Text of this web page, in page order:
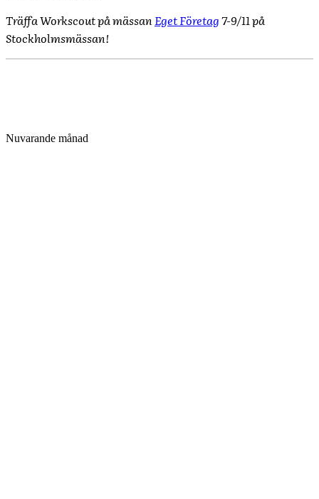
Träffa Workscout på mässan Eget Företag7-9/11 på
Stockholmsmässan!
Nuvarande månad